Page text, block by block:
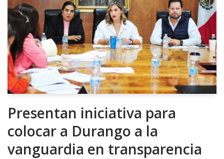
Presentan iniciativa para
colocar a Durango a la
vanguardia en transparencia